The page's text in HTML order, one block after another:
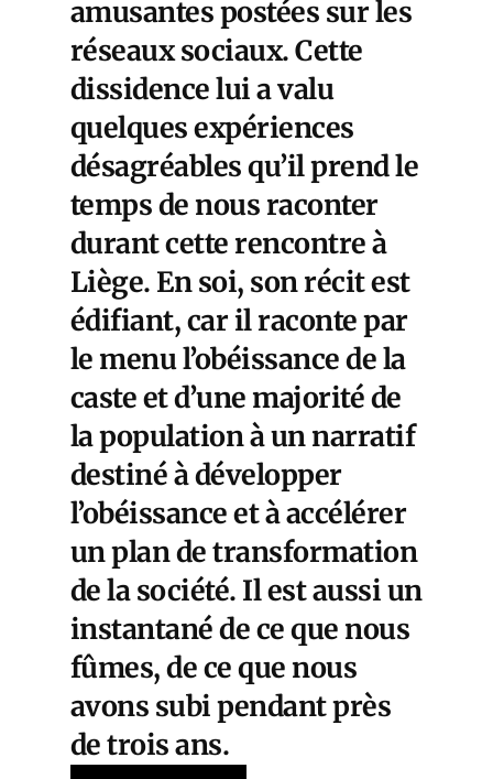
amusantes postées sur les
réseaux sociaux. Cette
dissidence lui a valu
quelques expériences
désagréables qu’il prend le
temps de nous raconter
durant cette rencontre à
Liège. En soi, son récit est
édifiant, car il raconte par
le menu l’obéissance de la
caste et d’une majorité de
la population à un narratif
destiné à développer
l’obéissance et à accélérer
un plan de transformation
de la société. Il est aussi un
instantané de ce que nous
fûmes, de ce que nous
avons subi pendant près
de trois ans.